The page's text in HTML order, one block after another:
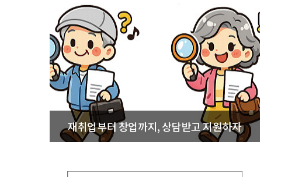
재취업부터 창업까지, 상담받고 지원하자